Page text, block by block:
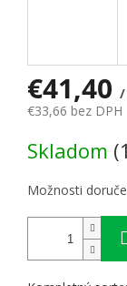
€41,40 /
€33,66 bez DPH
Skladom
Možnosti